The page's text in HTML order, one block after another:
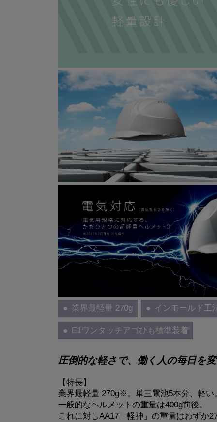
業界最軽量 270g インモールド工
E1ワンタッチアゴひも標準装着
圧倒的な軽さで、働く人の毎日を
【特長】
業界最軽量 270g※。単三電池5本分、軽い
一般的なヘルメットの重量は400g前後。
これに対しAA17「軽神」の重量はわずか